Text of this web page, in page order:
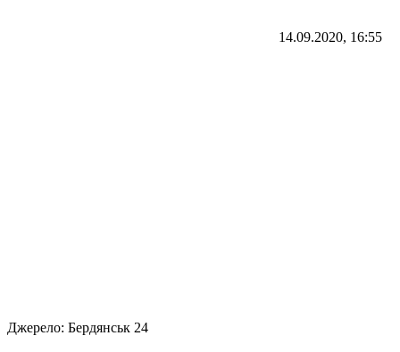
14.09.2020, 16:55
Джерело: Бердянськ 24